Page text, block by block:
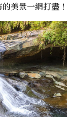
美景一網打盡！